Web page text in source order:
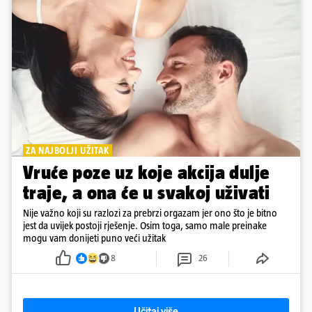
ZA NAJBOLJI UŽITAK
Vruće poze uz koje akcija dulje
traje, a ona će u svakoj uživati
Nije važno koji su razlozi za prebrzi orgazam jer ono što je bitno
jest da uvijek postoji rješenje. Osim toga, samo male preinake
mogu vam donijeti puno veći užitak
8 26